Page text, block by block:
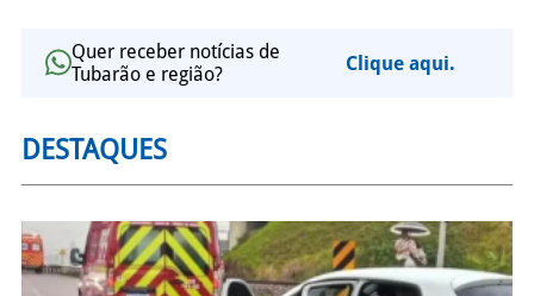
Quer receber notícias de
Tubarão e região?
Clique aqui.
DESTAQUES